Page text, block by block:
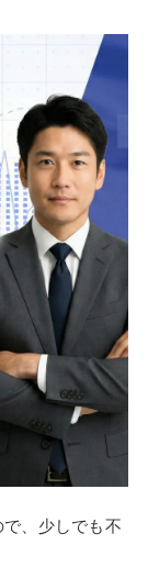
で、少しでも不